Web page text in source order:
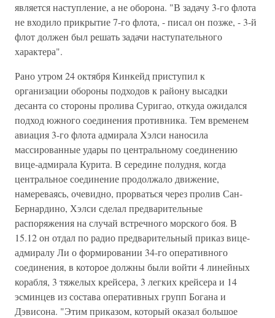
является наступление, а не оборона. "В задачу 3-го флота
не входило прикрытие 7-го флота, - писал он позже, - 3-й
флот должен был решать задачи наступательного
характера".
Рано утром 24 октября Кинкейд приступил к
организации обороны подходов к району высадки
десанта со стороны пролива Суригао, откуда ожидался
подход южного соединения противника. Тем временем
авиация 3-го флота адмирала Хэлси наносила
массированные удары по центральному соединению
вице-адмирала Курита. В середине полудня, когда
центральное соединение продолжало движение,
намереваясь, очевидно, прорваться через пролив Сан-
Бернардино, Хэлси сделал предварительные
распоряжения на случай встречного морского боя. В
15.12 он отдал по радио предварительный приказ вице-
адмиралу Ли о формировании 34-го оперативного
соединения, в которое должны были войти 4 линейных
корабля, 3 тяжелых крейсера, 3 легких крейсера и 14
эсминцев из состава оперативных групп Богана и
Дэвисона. "Этим приказом, который оказал большое